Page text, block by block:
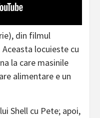
din filmul
locuieste cu
la care masinile
alimentare e un
Shell cu Pete; apoi,